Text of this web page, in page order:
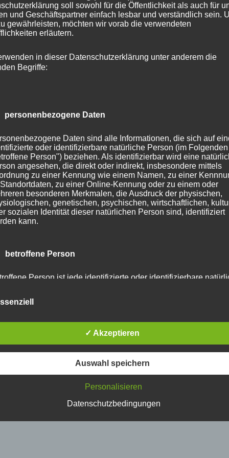
bestehen, so dass Sie meine Selbstreflexionsimpulse
können, wenn sie dies möchten. Neue Beiträge
Auch meine Bücherseite bleibt online.
andere meinen neuen Weg begleiten möchte:
dieser Seite einen neuen Blog geben, auf dem Sie
als Tier- und Naturfotograf verfolgen können.
hat, ist auf meinem neuen Blog natürlich sehr herzlich
können Sie mich gerne auf Facebook oder
Netzwerke werde ich zum Jahresende
Alles Gute für Sie alle!
soll sowohl für die Öffentlichkeit als auch für
und Geschäftspartner einfach lesbar und verständlich sein.
gewährleisten, möchten wir vorab die verwendeten
erläutern.
in dieser Datenschutzerklärung unter anderem die
Begriffe:
Daten
Daten sind alle Informationen, die sich auf
oder identifizierbare natürliche Person (im Folgenden
Person") beziehen. Als identifizierbar wird eine
angesehen, die direkt oder indirekt, insbesondere mittels
zu einer Kennung wie einem Namen, zu einer
zu einer Online-Kennung oder zu einem oder
besonderen Merkmalen, die Ausdruck der physischen,
genetischen, psychischen, wirtschaftlichen,
sozialen Identität dieser natürlichen Person sind, identifiziert
kann.
betroffene Person
Person ist jede identifizierte oder identifizierbare
ist jeder mit oder ohne Hilfe automatisierter
Vorgang oder jede solche Vorgangsreihe im
mit personenbezogenen Daten wie das Erheben,
oder Veränderung, das Auslesen, das Abfragen, die
andere Form der Bereitstellung, den Abgleich oder die
✓ Akzeptieren
Auswahl speichern
Personalisieren
Datenschutzbedingungen